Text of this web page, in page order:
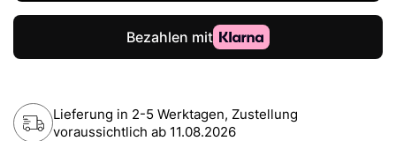
Lieferung in 2-5 Werktagen, Zustellung
voraussichtlich ab 11.08.2026